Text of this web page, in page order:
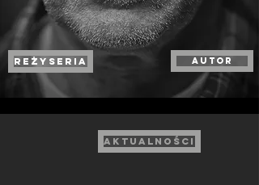
REŻYSERIA autor
Aktualności